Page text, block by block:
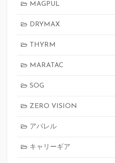
MAGPUL
DRYMAX
THYRM
MARATAC
SOG
ZERO VISION
アパレル
キャリーギア